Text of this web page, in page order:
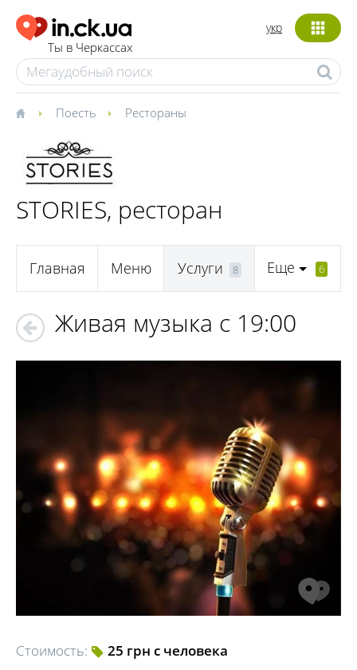
Ты в Черкассах
укр
Поесть Рестораны
STORIES, ресторан
Главная Меню Услуги 8 Еще 6
Живая музыка с 19:00
Стоимость:
25 грн с человека